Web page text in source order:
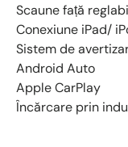
Scaune față
Conexiune iPad/
Sistem de
Android Auto
Apple CarPlay
Încărcare prin